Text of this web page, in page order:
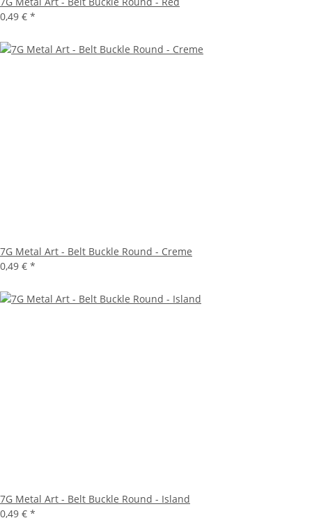
0,49 € *
7G Metal Art - Belt Buckle Round - Creme
0,49 € *
7G Metal Art - Belt Buckle Round - Island
0,49 € *